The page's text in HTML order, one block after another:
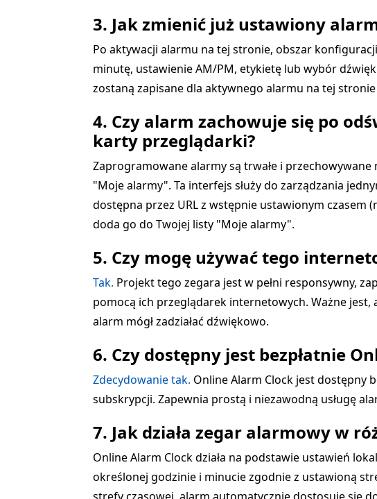
3. Jak zmienić już ustawiony
Po aktywacji alarmu na tej stronie, obszar
minutę, ustawienie AM/PM, etykietę lub wybór
zostaną zapisane dla aktywnego alarmu na tej
4. Czy alarm zachowuje się po
karty przeglądarki?
Zaprogramowane alarmy są trwałe i
"Moje alarmy". Ta interfejs służy do zarządzania
dostępna przez URL z wstępnie ustawionym czasem
doda go do Twojej listy "Moje alarmy".
5. Czy mogę używać tego
Tak. Projekt tego zegara jest w pełni responsywny,
pomocą ich przeglądarek internetowych. Ważne
alarm mógł zadziałać dźwiękowo.
6. Czy dostępny jest bezpłatnie
Zdecydowanie tak. Online Alarm Clock jest dostępny
subskrypcji. Zapewnia prostą i niezawodną usługę
7. Jak działa zegar alarmowy w
Online Alarm Clock działa na podstawie ustawień
określonej godzinie i minucie zgodnie z ustawioną